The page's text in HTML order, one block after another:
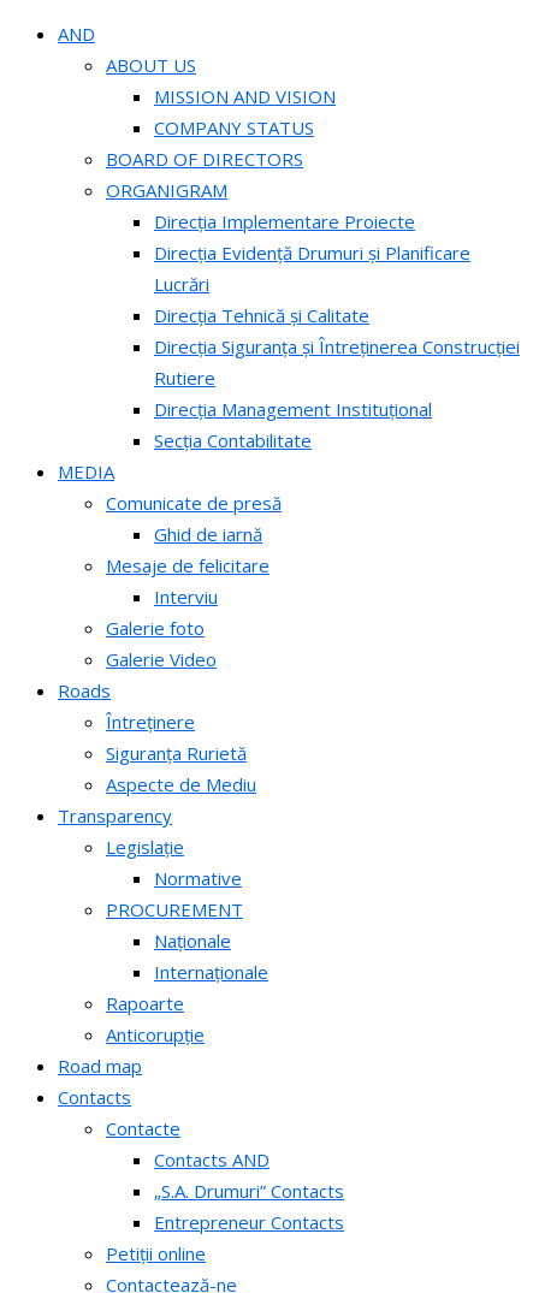
AND
ABOUT US
MISSION AND VISION
COMPANY STATUS
BOARD OF DIRECTORS
ORGANIGRAM
Direcția Implementare Proiecte
Direcția Evidență Drumuri și Planificare
Lucrări
Direcția Tehnică și Calitate
Direcția Siguranța și Întreținerea Construcției
Rutiere
Direcția Management Instituțional
Secția Contabilitate
MEDIA
Comunicate de presă
Ghid de iarnă
Mesaje de felicitare
Interviu
Galerie foto
Galerie Video
Roads
Întreținere
Siguranța Rurietă
Aspecte de Mediu
Transparency
Legislație
Normative
PROCUREMENT
Naționale
Internaționale
Rapoarte
Anticorupție
Road map
Contacts
Contacte
Contacts AND
„S.A. Drumuri” Contacts
Entrepreneur Contacts
Petiții online
Contactează-ne